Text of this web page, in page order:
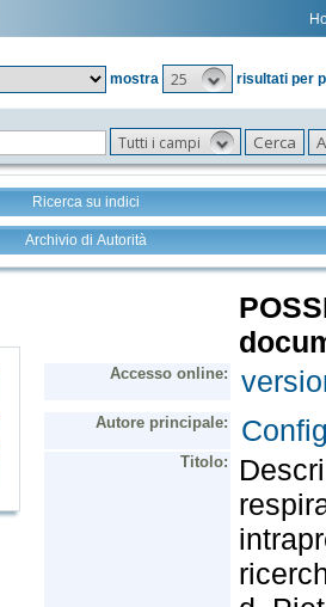
mostra
25 risultati per
Tutti i campi
Ricerca su indici
Archivio di Autorità